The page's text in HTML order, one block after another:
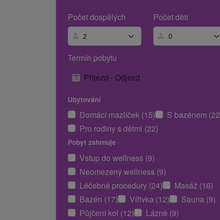
Počet dospělých
Počet dětí
Termín pobytu
Příjezd - Odjezd
Ubytování
Domácí mazlíček (15)
S bazénem
Pro rodiny s dětmi (22)
Pobyt zahrnuje
Vstup do wellness (9)
Neomezený wellness (9)
Léčebné procedury (24)
Masáž (16)
Bazén (17)
Vířivka (12)
Sauna (9)
Půjčení kol (12)
Lázně (9)